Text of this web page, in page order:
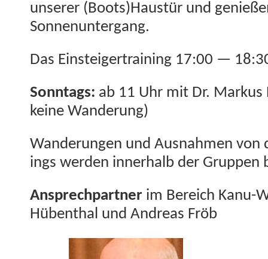
unser­er (Boots)Haustür und
Sonnenuntergang.
Das Ein­steiger­train­ing 17:00 —
Son­ntags: ab 11 Uhr mit Dr.
keine Wanderung)
Wan­derun­gen und Aus­nah­men von
ings wer­den inner­halb der Grup­pen
Ansprech­part­ner im Bere­ich Kanu-
Hüben­thal und Andreas Fröb